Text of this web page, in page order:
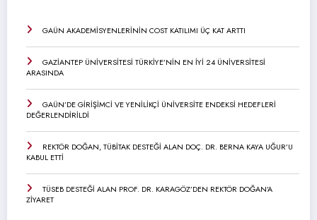
GAÜN AKADEMİSYENLERİNİN COST KATILIMI ÜÇ KAT ARTTI
GAZİANTEP ÜNİVERSİTESİ TÜRKİYE’NİN EN İYİ 24 ÜNİVERSİTESİ
ARASINDA
GAÜN’DE GİRİŞİMCİ VE YENİLİKÇİ ÜNİVERSİTE ENDEKSİ HEDEFLERİ
DEĞERLENDİRİLDİ
REKTÖR DOĞAN, TÜBİTAK DESTEĞİ ALAN DOÇ. DR. BERNA KAYA UĞUR’U
KABUL ETTİ
TÜSEB DESTEĞİ ALAN PROF. DR. KARAGÖZ’DEN REKTÖR DOĞAN’A
ZİYARET